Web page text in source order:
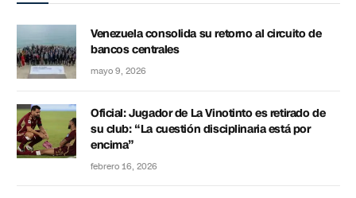
Venezuela consolida su retorno al circuito de
bancos centrales
mayo 9, 2026
Oficial: Jugador de La Vinotinto es retirado de
su club: “La cuestión disciplinaria está por
encima”
febrero 16, 2026